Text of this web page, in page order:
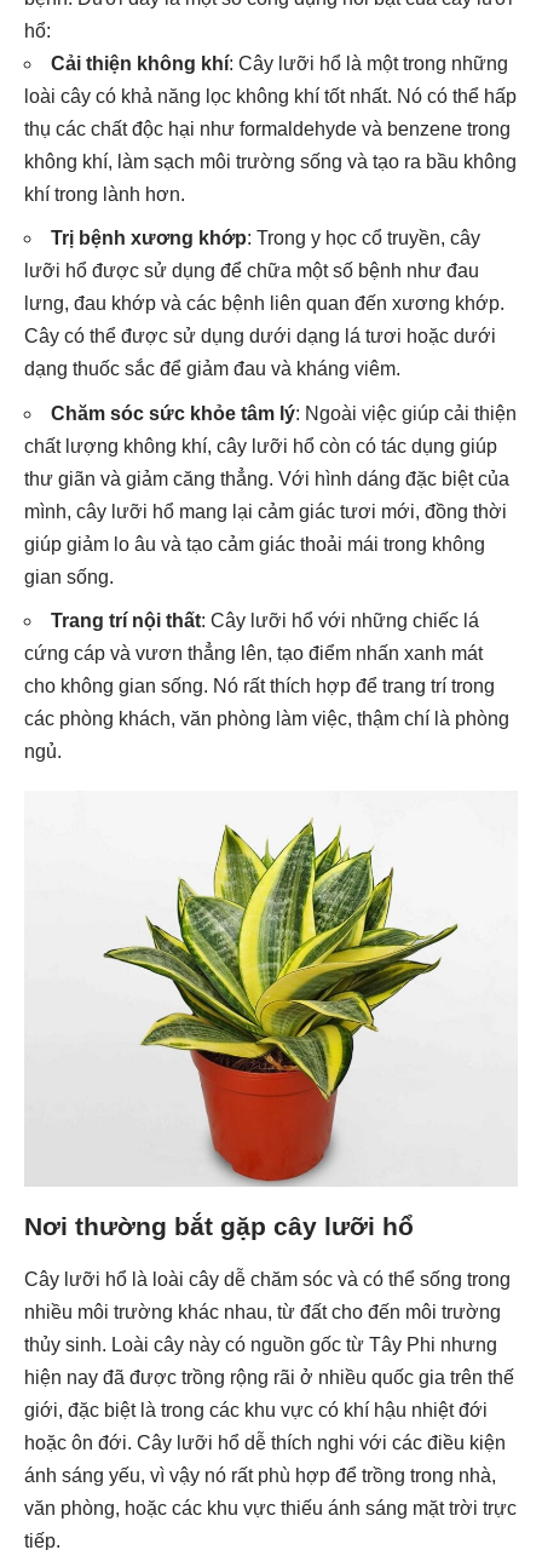
hổ:
Cải thiện không khí: Cây lưỡi hổ là một trong những
loài cây có khả năng lọc không khí tốt nhất. Nó có thể hấp
thụ các chất độc hại như formaldehyde và benzene trong
không khí, làm sạch môi trường sống và tạo ra bầu không
khí trong lành hơn.
Trị bệnh xương khớp: Trong y học cổ truyền, cây
lưỡi hổ được sử dụng để chữa một số bệnh như đau
lưng, đau khớp và các bệnh liên quan đến xương khớp.
Cây có thể được sử dụng dưới dạng lá tươi hoặc dưới
dạng thuốc sắc để giảm đau và kháng viêm.
Chăm sóc sức khỏe tâm lý: Ngoài việc giúp cải thiện
chất lượng không khí, cây lưỡi hổ còn có tác dụng giúp
thư giãn và giảm căng thẳng. Với hình dáng đặc biệt của
mình, cây lưỡi hổ mang lại cảm giác tươi mới, đồng thời
giúp giảm lo âu và tạo cảm giác thoải mái trong không
gian sống.
Trang trí nội thất: Cây lưỡi hổ với những chiếc lá
cứng cáp và vươn thẳng lên, tạo điểm nhấn xanh mát
cho không gian sống. Nó rất thích hợp để trang trí trong
các phòng khách, văn phòng làm việc, thậm chí là phòng
ngủ.
Nơi thường bắt gặp cây lưỡi hổ
Cây lưỡi hổ là loài cây dễ chăm sóc và có thể sống trong
nhiều môi trường khác nhau, từ đất cho đến môi trường
thủy sinh. Loài cây này có nguồn gốc từ Tây Phi nhưng
hiện nay đã được trồng rộng rãi ở nhiều quốc gia trên thế
giới, đặc biệt là trong các khu vực có khí hậu nhiệt đới
hoặc ôn đới. Cây lưỡi hổ dễ thích nghi với các điều kiện
ánh sáng yếu, vì vậy nó rất phù hợp để trồng trong nhà,
văn phòng, hoặc các khu vực thiếu ánh sáng mặt trời trực
tiếp.